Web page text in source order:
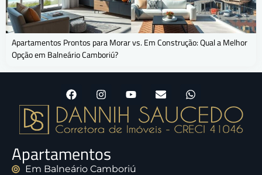
Apartamentos Prontos para Morar vs. Em Construção: Qual a Melhor
Opção em Balneário Camboriú?
Apartamentos
Em Balneário Camboriú